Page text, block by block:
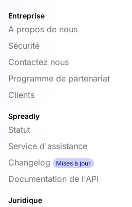
Entreprise
A propos de nous
Sécurité
Contactez nous
Programme de partenariat
Clients
Spreadly
Statut
Service d'assistance
Changelog
Mises à jour
Documentation de l'API
Juridique